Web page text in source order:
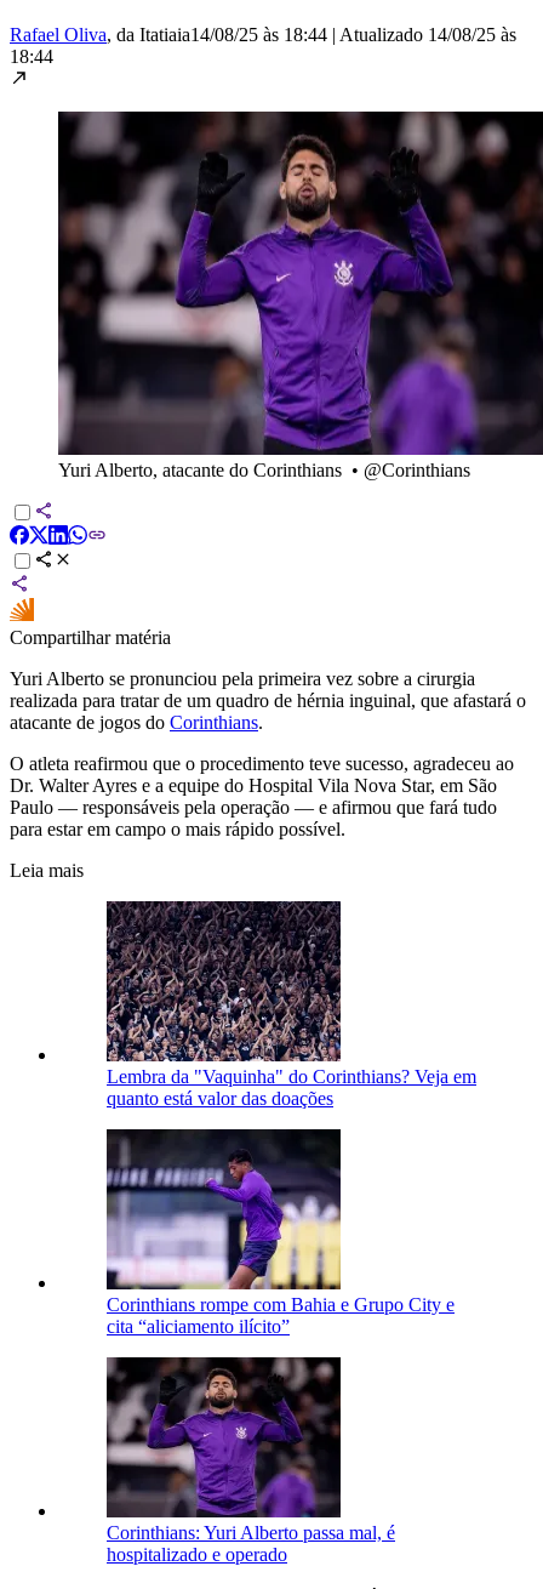
Rafael Oliva, da Itatiaia14/08/25 às 18:44 | Atualizado 14/08/25 às
18:44
Yuri Alberto, atacante do Corinthians • @Corinthians
Compartilhar matéria
Yuri Alberto se pronunciou pela primeira vez sobre a cirurgia
realizada para tratar de um quadro de hérnia inguinal, que afastará o
atacante de jogos do Corinthians.
O atleta reafirmou que o procedimento teve sucesso, agradeceu ao
Dr. Walter Ayres e a equipe do Hospital Vila Nova Star, em São
Paulo — responsáveis pela operação — e afirmou que fará tudo
para estar em campo o mais rápido possível.
Leia mais
Lembra da "Vaquinha" do Corinthians? Veja em
quanto está valor das doações
Corinthians rompe com Bahia e Grupo City e
cita “aliciamento ilícito”
Corinthians: Yuri Alberto passa mal, é
hospitalizado e operado